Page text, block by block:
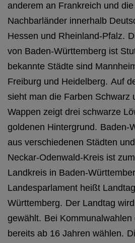
anderem an Frankreich und
Nachbarländer innerhalb
Hessen und Rheinland-Pfalz.
von Baden-Württemberg ist
bekannte Städte sind
Freiburg und Heidelberg. Auf
sieht man die Farben Schwarz
Wappen zeigt drei schwarze
goldenen Hintergrund. Baden-
aus verschiedenen Städten
Neckar-Odenwald-Kreis ist
Landkreis in Baden-
Landesparlament heißt
Württemberg. Der Landtag
gewählt. Bei
bereits ab 16 Jahren wählen.